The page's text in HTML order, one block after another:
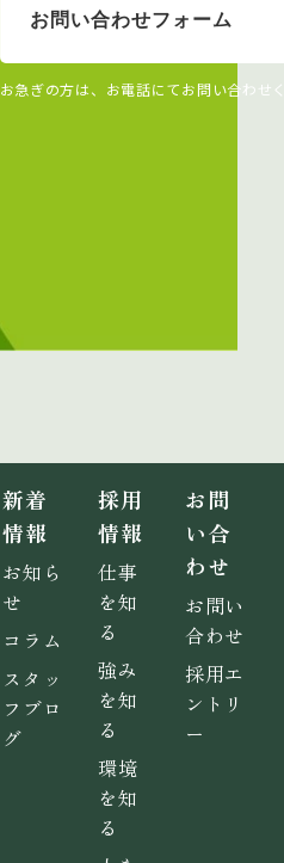
お問い合わせフォーム
お急ぎの方は、お電話にてお問い合わせ
新着
情報
お知ら
せ
コラム
スタッ
フブロ
グ
採用
情報
仕事
を知
る
強み
を知
る
環境
を知
る
お問
い合
わせ
お問い
合わせ
採用エ
ントリ
ー